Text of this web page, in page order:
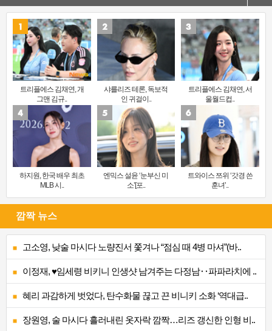
트리플에스 김채연, 개
그맨 김규..
샤를리즈 테론, 독보적
인 귀걸이..
트리플에스 김채연, 서
울월드컵..
하지원, 한국 배우 최초
MLB 시..
엔믹스 설윤 ‘눈부신 미
소’[포..
트와이스 쯔위 ‘갓경 쓴
훈녀’..
깜짝 뉴스
고소영, 낮술 마시다 노량진서 쫓겨나 “점심 때 4병 마셔”(바..
이정재, ♥임세령 비키니 인생샷 남겨주는 다정남‥파파라치에 ..
혜리 과감하게 벗었다, 탄수화물 끊고 끈 비니키 소화 ‘역대급..
장원영, 술 마시다 흘러내린 옷자락 깜짝…리즈 갱신한 인형 비..